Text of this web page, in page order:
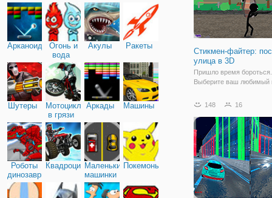
Арканоид
Огонь и
вода
Акулы Ракеты
Шутеры
Мотоциклы
в грязи
Аркады Машины
Роботы
динозавры
КвадроциклыМаленькие
машинки
Покемоны
Cтикмен-файтер:
улица в 3D
Пришло время бороться.
Выберите ваш любимый
чтобы взять
что посередине,
всем задницы. Пройти
уровней, чтобы
148 16